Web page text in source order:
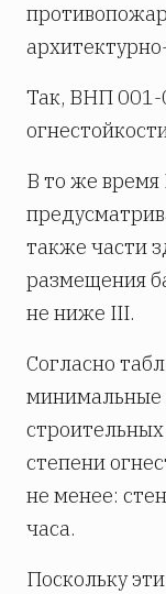
Так, ВНП 001-
В то же
также части
размещения
не ниже III.
Согласно
минимальные
степени
не менее:
часа.
Поскольку